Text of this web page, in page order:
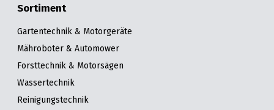
Sortiment
Gartentechnik & Motorgeräte
Mähroboter & Automower
Forsttechnik & Motorsägen
Wassertechnik
Reinigungstechnik